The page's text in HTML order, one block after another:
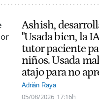
Ashish,
"Usada bien, la
tutor paciente
niños. Usada
atajo para no
Adrián Raya
05/08/2026 17:16h